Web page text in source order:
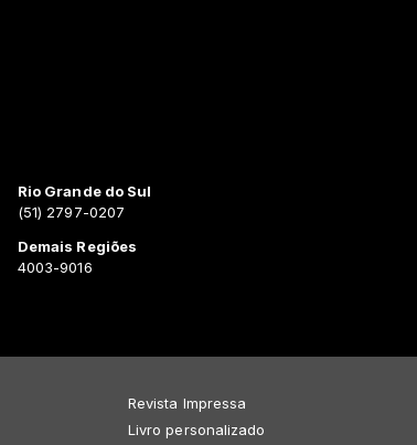
Rio Grande do Sul
(51) 2797-0207
Demais Regiões
4003-9016
Revista Impressa
Livro personalizado